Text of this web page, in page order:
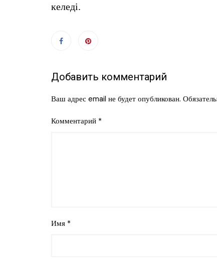
келеді.
Добавить комментарий
Ваш адрес email не будет опубликован.
Комментарий *
Имя *